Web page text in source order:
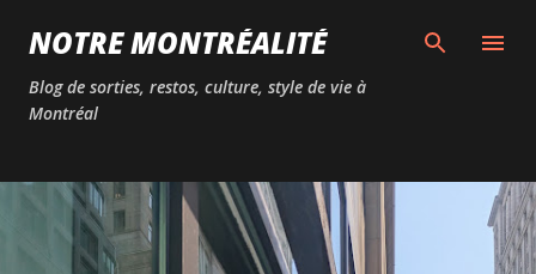
Passer au contenu principal
NOTRE MONTRÉALITÉ
Blog de sorties, restos, culture, style de vie à
Montréal